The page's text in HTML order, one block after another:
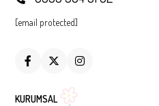
[email protected]
KURUMSAL